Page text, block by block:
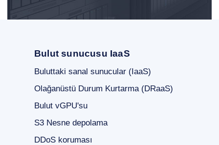
Bulut sunucusu IaaS
Buluttaki sanal sunucular (IaaS)
Olağanüstü Durum Kurtarma (DRaaS)
Bulut vGPU'su
S3 Nesne depolama
DDoS koruması